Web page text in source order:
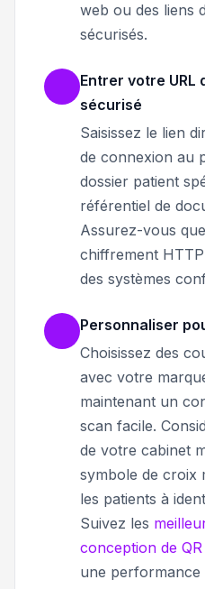
web ou des liens
sécurisés.
Entrer votre URL
sécurisé
Saisissez le lien
de connexion au
dossier patient
référentiel de
Assurez-vous
chiffrement
des systèmes
Personnaliser
Choisissez des
avec votre
maintenant un
scan facile.
de votre cabinet
symbole de croix
les patients à
Suivez les
conception de
une performance